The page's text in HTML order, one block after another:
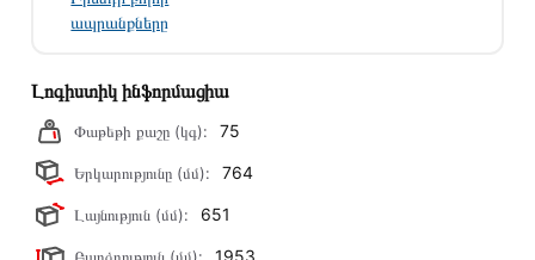
ապրանքները
Լոգիստիկ ինֆորմացիա
Փաթեթի քաշը (կգ): 75
Երկարությունը (մմ): 764
Լայնություն (մմ): 651
1953